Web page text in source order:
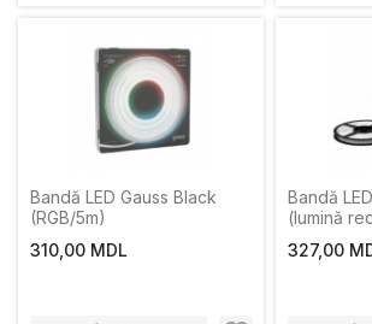
Bandă LED Gauss Black
(RGB/5m)
310,00 MDL
Bandă
(lumină
327,00